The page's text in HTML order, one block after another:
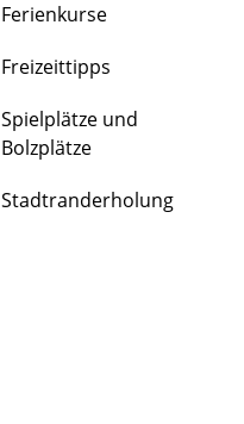
Ferienkurse
Freizeittipps
Spielplätze und
Bolzplätze
Stadtranderholung